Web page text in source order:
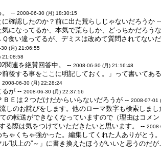
。 --2008-06-30 (月) 18:30:15
確認したのか？前に出た荒らしじゃないだろうか
になってるか、本気で荒らしか、どっちかだろ
食い違ってるが、デミスは改めて質問されてない
30 (月) 21:06:55
21:08:58
関連を絶賛回答中。 --2008-06-30 (月) 21:16:48
後する事をここに明記しておく。」って書いてあ
2008-06-30 (月) 22:28:24
るが --2008-06-30 (月) 22:37:56
ＢＥは２つだけだからいらないだろうが --2008-07-01
のお詫びをします。他のローマ数字も検索しま
の転送ができなくなっていますので（理由はコメ
る際は気をつけていただきたいと思います。 --
ゃくちゃ強かった。編集してくれた人ありがとう
“以上の”～」に書き換えたほうがいいと思うの